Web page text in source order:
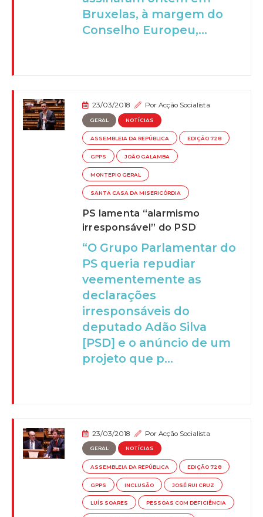
Bruxelas, à margem do
Conselho Europeu,...
23/03/2018 PorAcção Socialista
GERAL NOTÍCIAS
ASSEMBLEIA DA REPÚBLICA EDIÇÃO 728
GPPS JOÃO GALAMBA
MONTEPIO GERAL
SANTA CASA DA MISERICÓRDIA
PS lamenta “alarmismo
irresponsável” do PSD
“O Grupo Parlamentar do
PS queria repudiar
veementemente as
declarações
irresponsáveis do
deputado Adão Silva
[PSD] e o anúncio de um
projeto que p...
23/03/2018 PorAcção Socialista
GERAL NOTÍCIAS
ASSEMBLEIA DA REPÚBLICA EDIÇÃO 728
GPPS INCLUSÃO JOSÉ RUI CRUZ
LUÍS SOARES PESSOAS COM DEFICIÊNCIA